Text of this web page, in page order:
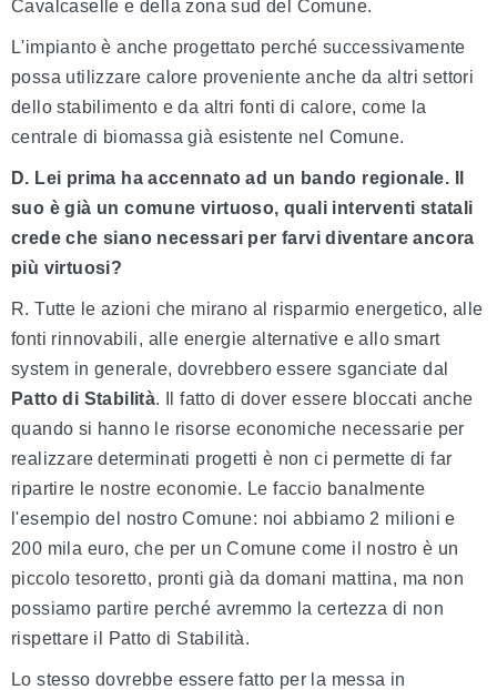
Cavalcaselle e della zona sud del Comune.
L'impianto è anche progettato perché successivamente
possa utilizzare calore proveniente anche da altri settori
dello stabilimento e da altri fonti di calore, come la
centrale di biomassa già esistente nel Comune.
D. Lei prima ha accennato ad un bando regionale. Il
suo è già un comune virtuoso, quali interventi statali
crede che siano necessari per farvi diventare ancora
più virtuosi?
R. Tutte le azioni che mirano al risparmio energetico, alle
fonti rinnovabili, alle energie alternative e allo smart
system in generale, dovrebbero essere sganciate dal
Patto di Stabilità. Il fatto di dover essere bloccati anche
quando si hanno le risorse economiche necessarie per
realizzare determinati progetti è non ci permette di far
ripartire le nostre economie. Le faccio banalmente
l'esempio del nostro Comune: noi abbiamo 2 milioni e
200 mila euro, che per un Comune come il nostro è un
piccolo tesoretto, pronti già da domani mattina, ma non
possiamo partire perché avremmo la certezza di non
rispettare il Patto di Stabilità.
Lo stesso dovrebbe essere fatto per la messa in